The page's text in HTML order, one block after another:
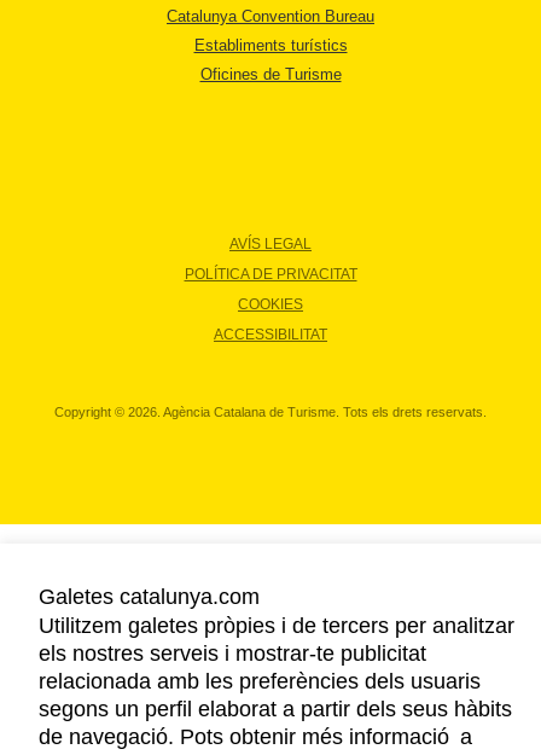
Catalunya Convention Bureau
Establiments turístics
Oficines de Turisme
AVÍS LEGAL
POLÍTICA DE PRIVACITAT
COOKIES
ACCESSIBILITAT
Copyright © 2026. Agència Catalana de Turisme. Tots els drets reservats.
Galetes catalunya.com
Utilitzem galetes pròpies i de tercers per analitzar
els nostres serveis i mostrar-te publicitat
relacionada amb les preferències dels usuaris
segons un perfil elaborat a partir dels seus hàbits
de navegació. Pots obtenir més informació a